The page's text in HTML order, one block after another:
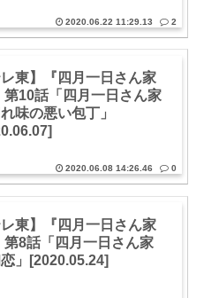
2020.06.22 11:29.13 2
レ東】『四月一日さん家
第10話「四月一日さん家
味の悪い包丁」
2020.06.08 14:26.46 0
レ東】『四月一日さん家
第8話「四月一日さん家
」[2020.05.24]